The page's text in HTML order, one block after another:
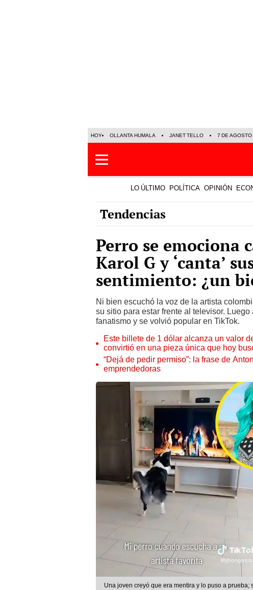
HOY OLLANTA HUMALA JANET TELLO 7 DE AGOSTO
LO ÚLTIMO POLÍTICA OPINIÓN
Tendencias
Perro se emociona
Karol G y ‘canta’
sentimiento: ¿un
Ni bien escuchó la voz de la artista
su sitio para estar frente al televisor.
fanatismo y se volvió popular en TikTok.
Este billete de 1 dólar alcanza un valor
convirtió en una pieza única que hoy
“Dejá de pedir permiso”: la frase de
emprendedoras
Una joven creyó que era mentira y lo puso a